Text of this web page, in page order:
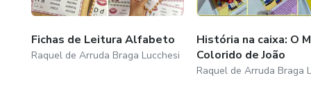
Fichas de Leitura Alfabeto
Raquel de Arruda Braga Lucchesi
História na caixa: O
Colorido de João
Raquel de Arruda Braga